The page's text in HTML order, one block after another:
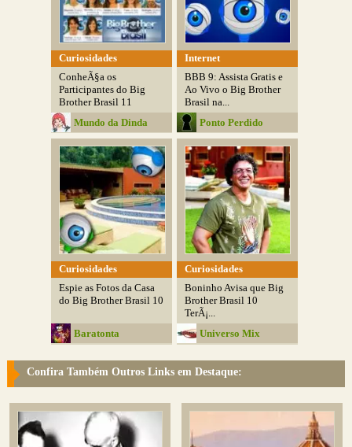
Curiosidades
ConheÃ§a os
Participantes do Big
Brother Brasil 11
Mundo da Dinda
Internet
BBB 9: Assista Gratis e
Ao Vivo o Big Brother
Brasil na...
Ponto Perdido
Curiosidades
Espie as Fotos da Casa
do Big Brother Brasil 10
Baratonta
Curiosidades
Boninho Avisa que Big
Brother Brasil 10
TerÃ¡...
Universo Mix
Confira Também Outros Links em Destaque: